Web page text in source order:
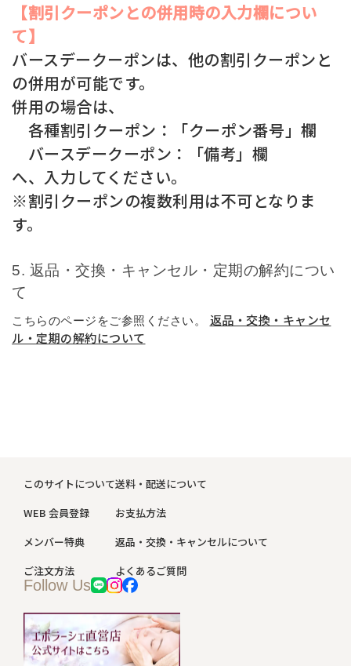
【割引クーポンとの併用時の入力欄につい
て】
バースデークーポンは、他の割引クーポンと
の併用が可能です。
併用の場合は、
各種割引クーポン：「クーポン番号」欄
バースデークーポン：「備考」欄
へ、入力してください。
※割引クーポンの複数利用は不可となりま
す。
返品・交換・キャンセル・定期の解約につい
て
こちらのページをご参照ください。 返品・交換・キャンセ
ル・定期の解約について
このサイトについて
WEB 会員登録
メンバー特典
ご注文方法
送料・配送について
お支払方法
返品・交換・キャンセルについて
よくあるご質問
Follow Us